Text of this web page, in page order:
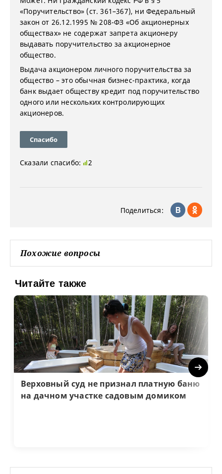
«Поручительство» (ст. 361–367), ни Федеральный
закон от 26.12.1995 № 208-ФЗ «Об акционерных
обществах» не содержат запрета акционеру
выдавать поручительство за акционерное
общество.
Выдача акционером личного поручительства за
общество – это обычная бизнес-практика, когда
банк выдает обществу кредит под поручительство
одного или нескольких контролирующих
акционеров.
Спасибо
Сказали спасибо: 2
Поделиться:
Похожие вопросы
Читайте также
Верховный суд не признал платную баню
на дачном участке садовым домиком
Next